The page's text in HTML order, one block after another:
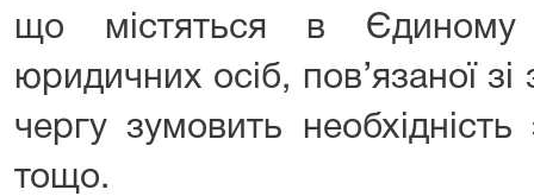
що містяться в Єдиному
юридичних осіб, пов’язаної
чергу зумовить
тощо.